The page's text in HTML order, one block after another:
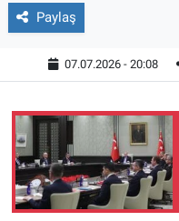
Paylaş
07.07.2026 - 20:08